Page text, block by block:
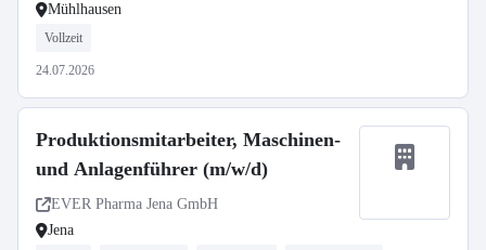
Mühlhausen
Vollzeit
24.07.2026
Produktionsmitarbeiter, Maschinen-
und Anlagenführer (m/w/d)
EVER Pharma Jena GmbH
Jena